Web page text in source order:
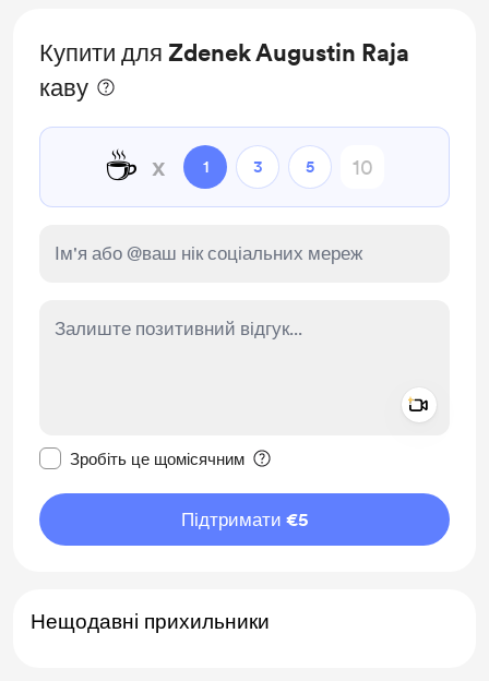
Купити для Zdenek Augustin Raja
каву
☕ x 1 3 5
Зробіть це щомісячним
Підтримати €5
Нещодавні прихильники